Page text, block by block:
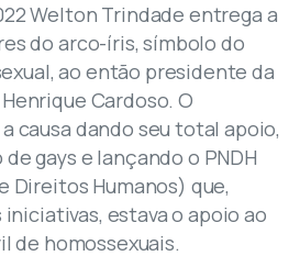
Welton Trindade entrega a
do arco-íris, símbolo do
ao então presidente da
Cardoso. O
causa dando seu total apoio,
gays e lançando o PNDH
Direitos Humanos) que,
estava o apoio ao
de homossexuais.